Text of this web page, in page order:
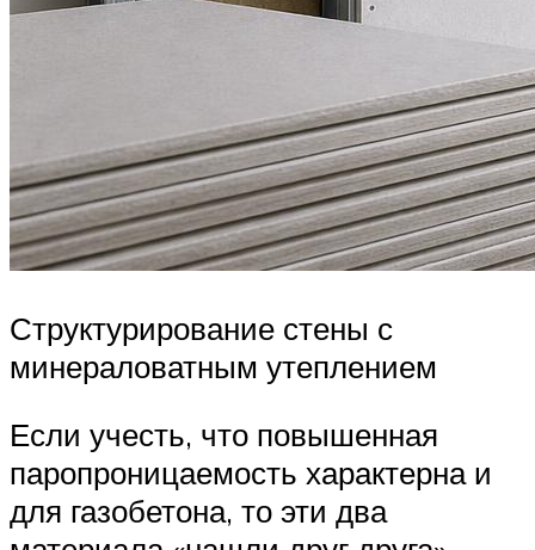
Структурирование стены с
минераловатным утеплением
Если учесть, что повышенная
паропроницаемость характерна и
для газобетона, то эти два